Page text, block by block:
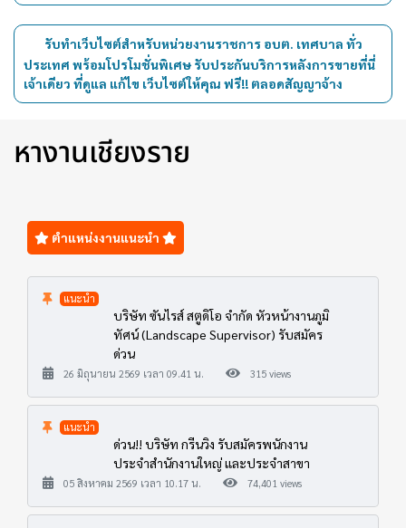
รับทำเว็บไซต์สำหรับหน่วยงานราชการ อบต. เทศบาล ทั่ว
ประเทศ พร้อมโปรโมชั่นพิเศษ รับประกันบริการหลังการขายที่นี่
เจ้าเดียว ที่ดูแล แก้ไข เว็บไซต์ให้คุณ ฟรี!! ตลอดสัญญาจ้าง
หางานเชียงราย
ตำแหน่งงานแนะนำ
แนะนำ
บริษัท ซันไรส์ สตูดิโอ จำกัด หัวหน้างานภูมิ
ทัศน์ (Landscape Supervisor) รับสมัคร
ด่วน
26 มิถุนายน 2569 เวลา 09.41 น. 315 views
แนะนำ
ด่วน!! บริษัท กรีนวิง รับสมัครพนักงาน
ประจำสำนักงานใหญ่ และประจำสาขา
05 สิงหาคม 2569 เวลา 10.17 น. 74,401 views